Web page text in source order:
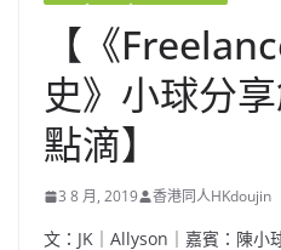
【《
史》小球分
點滴】
3 8 月, 2019 香港同人HKdoujin
文：JK｜Allyson｜嘉賓：陳小